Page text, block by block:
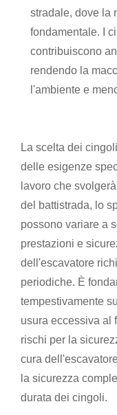
stradale, dove la
fondamentale. I
contribuiscono
rendendo la
l'ambiente e
La scelta dei
delle esigenze
lavoro che
del battistrada, lo
possono variare a
prestazioni e
dell'escavatore
periodiche. È
tempestivamente
usura eccessiva al
rischi per la
cura
la sicurezza
durata dei cingoli.